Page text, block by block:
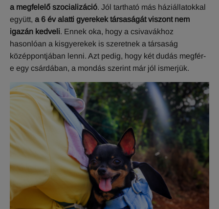
a megfelelő szocializáció. Jól tartható más háziállatokkal
együtt, a 6 év alatti gyerekek társaságát viszont nem
igazán kedveli. Ennek oka, hogy a csivavákhoz
hasonlóan a kisgyerekek is szeretnek a társaság
középpontjában lenni. Azt pedig, hogy két dudás megfér-
e egy csárdában, a mondás szerint már jól ismerjük.